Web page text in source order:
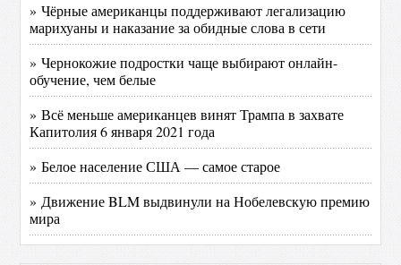
» Чёрные американцы поддерживают легализацию
марихуаны и наказание за обидные слова в сети
» Чернокожие подростки чаще выбирают онлайн-
обучение, чем белые
» Всё меньше американцев винят Трампа в захвате
Капитолия 6 января 2021 года
» Белое население США — самое старое
» Движение BLM выдвинули на Нобелевскую премию
мира